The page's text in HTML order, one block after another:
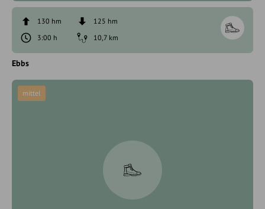
130 hm
125 hm
3:00 h
10,7 km
Ebbs
mittel